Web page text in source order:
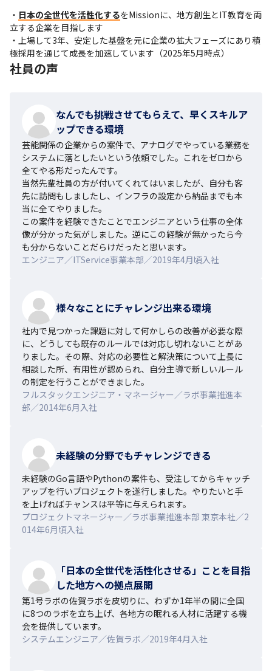
・ 日本の全世代を活性化するをMissionに、地方創生とIT教育を両
立する企業を目指します
・上場して3年、安定した基盤を元に企業の拡大フェーズにあり積
極採用を通じて成長を加速しています（2025年5月時点）
社員の声
なんでも挑戦させてもらえて、早くスキルア
ップできる環境
芸能関係の企業からの案件で、アナログでやっている業務を
システムに落としたいという依頼でした。これをゼロから
全てやる形だったんです。
当然先輩社員の方が付いてくれてはいましたが、自分も客
先に訪問もしましたし、インフラの設定から納品までも本
当に全てやりました。
この案件を経験できたことでエンジニアという仕事の全体
像が分かった気がしました。逆にこの経験が無かったら今
も分からないことだらけだったと思います。
エンジニア／ITService事業本部／2019年4月頃入社
様々なことにチャレンジ出来る環境
社内で見つかった課題に対して何かしらの改善が必要な際
に、どうしても既存のルールでは対応し切れないことがあ
りました。その際、対応の必要性と解決策について上長に
相談した所、有用性が認められ、自分主導で新しいルール
の制定を行うことができました。
フルスタックエンジニア・マネージャー／ラボ事業推進本
部／2014年6月入社
未経験の分野でもチャレンジできる
未経験のGo言語やPythonの案件も、受注してからキャッチ
アップを行いプロジェクトを遂行しました。やりたいと手
を上げればチャンスは平等に与えられます。
プロジェクトマネージャー／ラボ事業推進本部 東京本社／2
014年6月頃入社
「日本の全世代を活性化させる」ことを目指
した地方への拠点展開
第1号ラボの佐賀ラボを皮切りに、わずか1年半の間に全国
に8つのラボを立ち上げ、各地方の眠れる人材に活躍する機
会を提供しています。
システムエンジニア／佐賀ラボ／2019年4月入社